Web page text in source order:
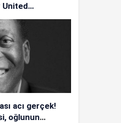
United…
acı gerçek!
oğlunun